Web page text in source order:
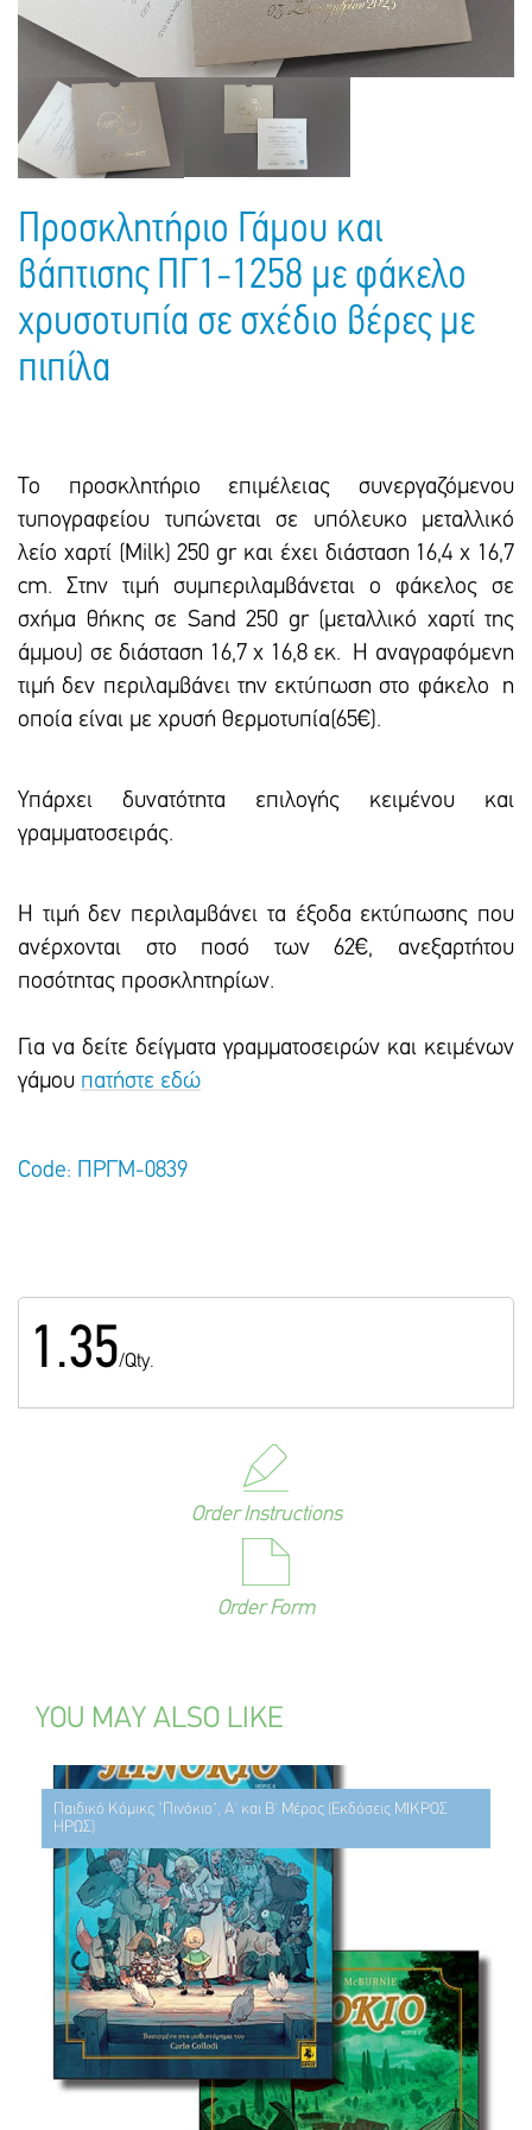
Πακέτα Δώρων
Τσάντες - Ποδιές - Ομπρέλες
Βιβλία
Παιδικό Πάρτι
Παιδικά Είδη
Ημερολόγια - Ατζέντες
Γραφική Ύλη
Είδη Γραφείου
Τετράδια - Φάκελοι
Μπλοκ Ζωγραφικής
Προσκλητήριο Γάμου και
βάπτισης ΠΓ1-1258 με φάκελο
χρυσοτυπία σε σχέδιο βέρες με
πιπίλα
Το προσκλητήριο επιμέλειας συνεργαζόμενου
τυπογραφείου τυπώνεται σε υπόλευκο μεταλλικό
λείο χαρτί (Milk) 250 gr και έxει διάσταση 16,4 x 16,7
cm. Στην τιμή συμπεριλαμβάνεται ο φάκελος σε
σχήμα θήκης σε Sand 250 gr (μεταλλικό χαρτί της
άμμου) σε διάσταση 16,7 x 16,8 εκ. Η αναγραφόμενη
τιμή δεν περιλαμβάνει την εκτύπωση στο φάκελο η
οποία είναι με χρυσή θερμοτυπία(65€).
Υπάρxει δυνατότητα επιλογής κειμένου και
γραμματοσειράς.
Η τιμή δεν περιλαμβάνει τα έξοδα εκτύπωσης που
ανέρχονται στο ποσό των 62€, ανεξαρτήτου
ποσότητας προσκλητηρίων.
Για να δείτε δείγματα γραμματοσειρών και κειμένων
γάμου πατήστε εδώ
Code: ΠΡΓΜ-0839
1.35/Qty.
Order Instructions
Order Form
YOU MAY ALSO LIKE
Παιδικό Κόμικς "Πινόκιο", Α' και Β' Μέρος (Εκδόσεις ΜΙΚΡΟΣ
ΗΡΩΣ)